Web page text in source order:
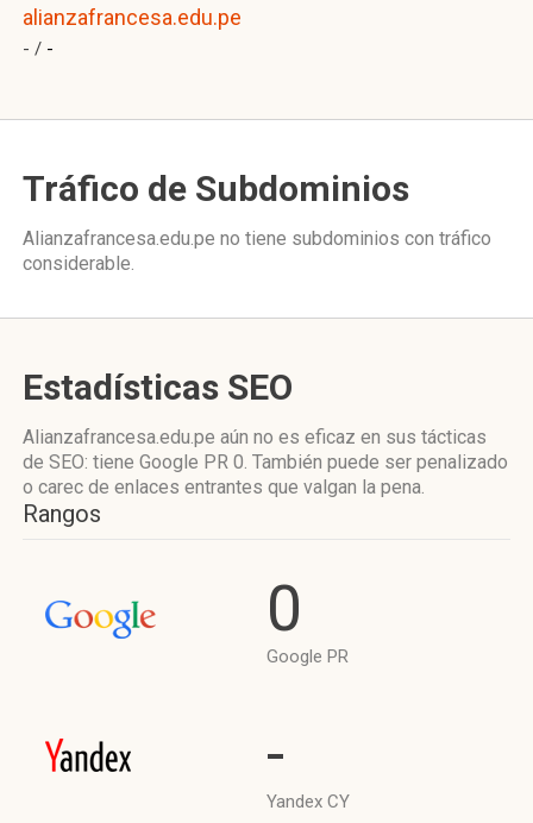
alianzafrancesa.edu.pe
- / -
Tráfico de Subdominios
Alianzafrancesa.edu.pe no tiene subdominios con tráfico
considerable.
Estadísticas SEO
Alianzafrancesa.edu.pe aún no es eficaz en sus tácticas
de SEO: tiene Google PR 0. También puede ser penalizado
o carec de enlaces entrantes que valgan la pena.
Rangos
0
Google PR
-
Yandex CY